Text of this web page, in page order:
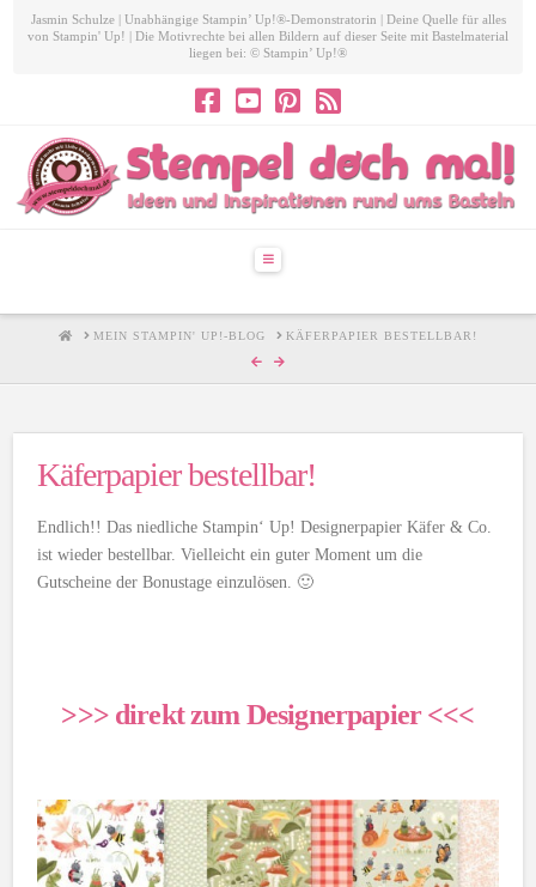
Jasmin Schulze | Unabhängige Stampin’ Up!®-Demonstratorin | Deine Quelle für alles
von Stampin' Up! | Die Motivrechte bei allen Bildern auf dieser Seite mit Bastelmaterial
liegen bei: © Stampin’ Up!®
Navigation
HOMEMEIN STAMPIN' UP!-BLOG KÄFERPAPIER BESTELLBAR!
Käferpapier bestellbar!
Endlich!! Das niedliche Stampin‘ Up! Designerpapier Käfer & Co.
ist wieder bestellbar. Vielleicht ein guter Moment um die
Gutscheine der Bonustage einzulösen. 🙂
>>> direkt zum Designerpapier <<<